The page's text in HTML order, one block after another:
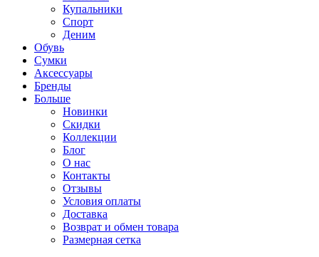
Купальники
Спорт
Деним
Обувь
Сумки
Аксессуары
Бренды
Больше
Новинки
Скидки
Коллекции
Блог
О нас
Контакты
Отзывы
Условия оплаты
Доставка
Возврат и обмен товара
Размерная сетка